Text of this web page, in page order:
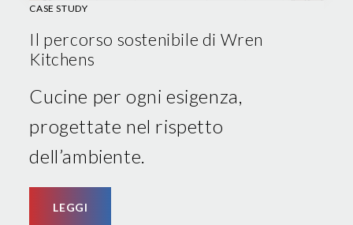
CASE STUDY
Il percorso sostenibile di Wren
Kitchens
Cucine per ogni esigenza,
progettate nel rispetto
dell’ambiente.
LEGGI